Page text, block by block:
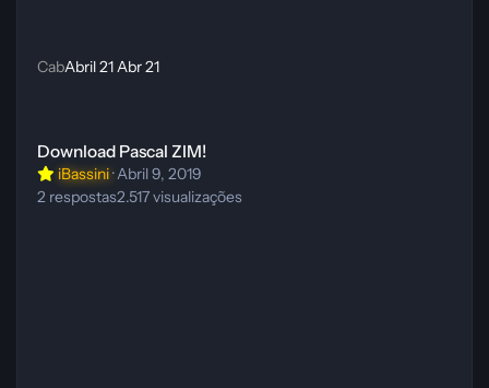
CabAbril 21Abr 21
Download Pascal ZIM!
iBassini·Abril 9, 2019
2 respostas2.517visualizações